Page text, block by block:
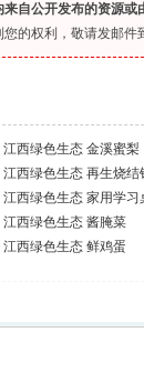
自公开发布的资源或
您的权利，敬请发邮
西绿色生态 金溪蜜梨
西绿色生态 再生烧结
西绿色生态 家用学习
西绿色生态 酱腌菜
西绿色生态 鲜鸡蛋